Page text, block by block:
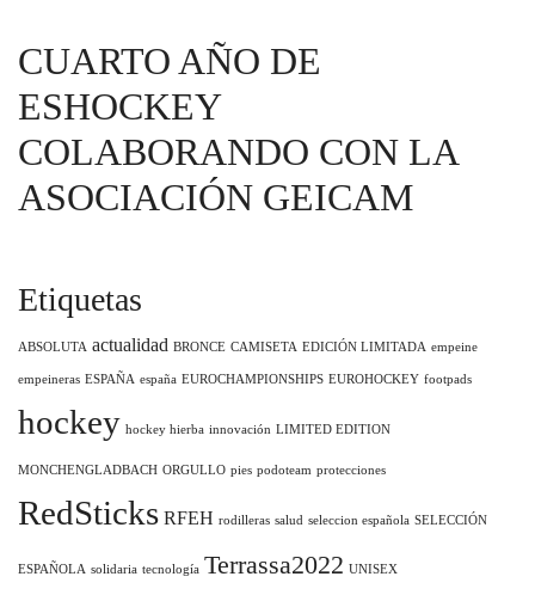
CUARTO AÑO DE
ESHOCKEY
COLABORANDO CON LA
ASOCIACIÓN GEICAM
Etiquetas
ABSOLUTA actualidad BRONCE CAMISETA EDICIÓN LIMITADA empeine
empeineras ESPAÑA españa EUROCHAMPIONSHIPS EUROHOCKEY footpads
hockey hockey hierba innovación LIMITED EDITION
MONCHENGLADBACH ORGULLO pies podoteam protecciones
RedSticks RFEH rodilleras salud seleccion española SELECCIÓN
ESPAÑOLA solidaria tecnología Terrassa2022 UNISEX